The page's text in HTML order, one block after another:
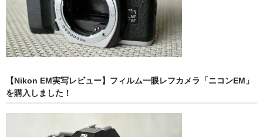
【Nikon EM実写レビュー】フィルム一眼レフカメラ「ニコンEM」
を購入しました！